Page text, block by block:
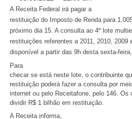
A Receita Federal irá pagar a
restituição do Imposto de Renda para
próximo dia 15. A consulta ao 4º lote
restituições referentes a 2011, 2010, 2009
disponível a partir das 9h desta sexta-
Para
checar se está neste lote, o contribuinte
restituição poderá fazer a consulta por
internet ou pelo Receitafone, pelo 146. Os
dividir R$ 1 bilhão em restituição.
A Receita informa,